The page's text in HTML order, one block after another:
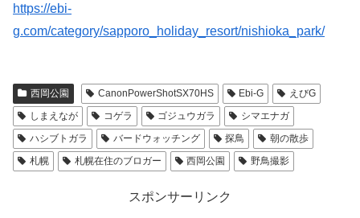
https://ebi-
g.com/category/sapporo_holiday_resort/nishioka_park/
西岡公園 CanonPowerShotSX70HS Ebi-G
えびG
しまえなが
コゲラ ゴジュウガラ
シマエナガ
ハシブトガラ
バードウォッチング 探鳥
朝の散歩
札幌
札幌在住のブロガー 西岡公園 野鳥撮影
スポンサーリンク